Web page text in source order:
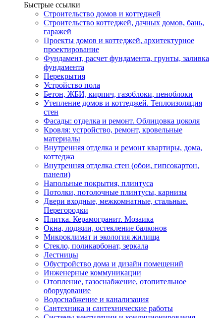
Быстрые ссылки
Строительство домов и коттеджей
Строительство коттеджей, дачных домов, бань,
гаражей
Проекты домов и коттеджей, архитектурное
проектирование
Фундамент, расчет фундамента, грунты, заливка
фундамента
Перекрытия
Устройство пола
Бетон, ЖБИ, кирпич, газоблоки, пеноблоки
Утепление домов и коттеджей. Теплоизоляция
стен
Фасады: отделка и ремонт. Облицовка цоколя
Кровля: устройство, ремонт, кровельные
материалы
Внутренняя отделка и ремонт квартиры, дома,
коттеджа
Внутренняя отделка стен (обои, гипсокартон,
панели)
Напольные покрытия, плинтуса
Потолки, потолочные плинтусы, карнизы
Двери входные, межкомнатные, стальные.
Перегородки
Плитка. Керамогранит. Мозаика
Окна, лоджии, остекление балконов
Микроклимат и экология жилища
Стекло, поликарбонат, зеркала
Лестницы
Обустройство дома и дизайн помещений
Инженерные коммуникации
Отопление, газоснабжение, отопительное
оборудование
Водоснабжение и канализация
Сантехника и сантехнические работы